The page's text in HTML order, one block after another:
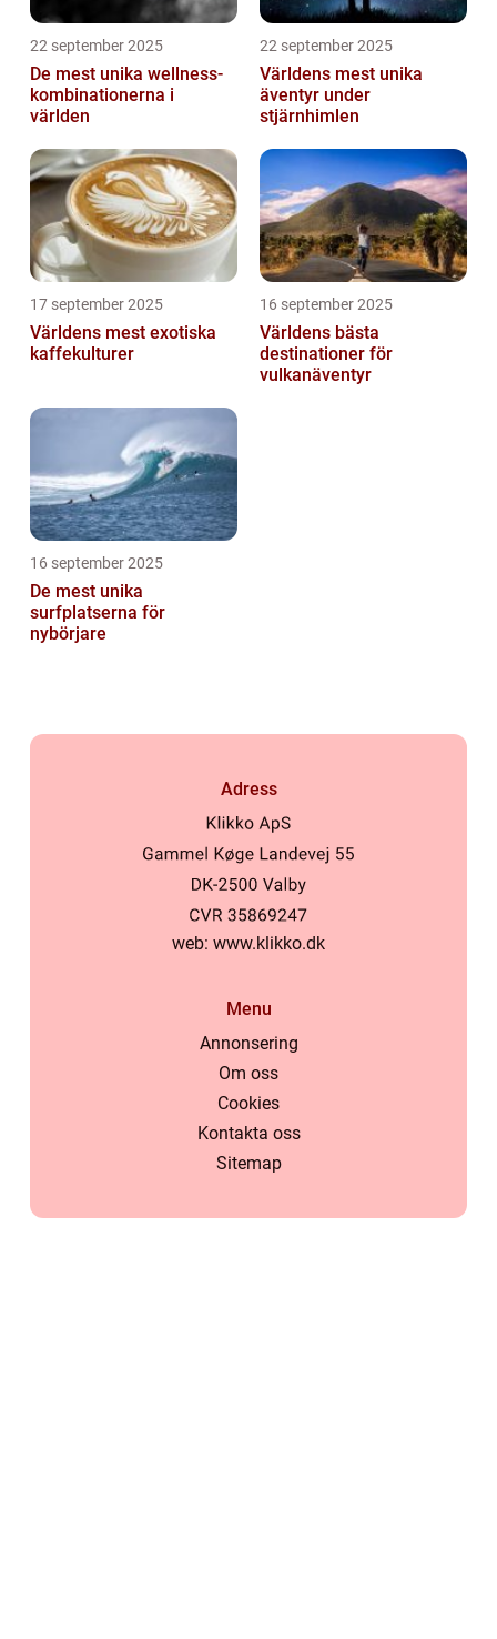
22 september 2025
De mest unika wellness-
kombinationerna i
världen
22 september 2025
Världens mest unika
äventyr under
stjärnhimlen
17 september 2025
Världens mest exotiska
kaffekulturer
16 september 2025
Världens bästa
destinationer för
vulkanäventyr
16 september 2025
De mest unika
surfplatserna för
nybörjare
Adress
web: www.klikko.dk
Menu
Annonsering
Om oss
Cookies
Kontakta oss
Sitemap